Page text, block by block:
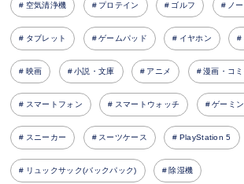
空気清浄機 プロテイン ゴルフ ノ
タブレット ゲームパッド イヤホン
映画 小説・文庫 アニメ 漫画・コ
スマートフォン スマートウォッチ ゲーミ
スニーカー スーツケース PlayStation 5
リュックサック(バックパック) 除湿機